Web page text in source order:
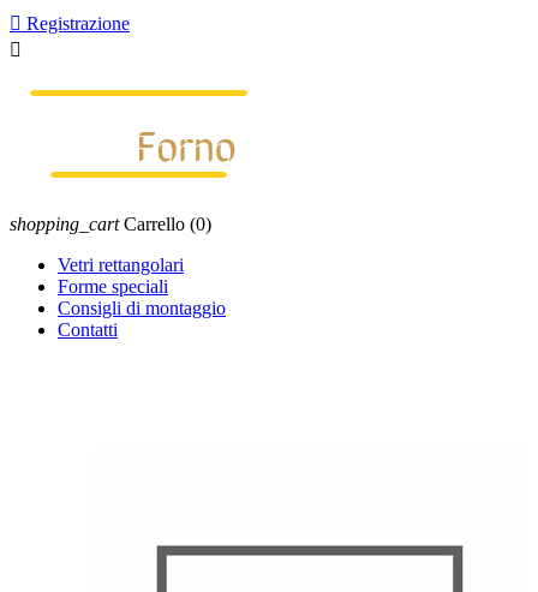
 Registrazione

shopping_cart Carrello (0)
Vetri rettangolari
Forme speciali
Consigli di montaggio
Contatti